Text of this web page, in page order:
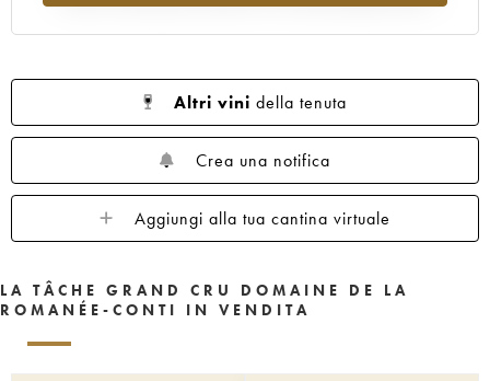
1957
1956 1955 1953
1952
1951
1950 1949 1948
1947
1945 1943 1942
1937
Altri vini della tenuta
Crea una notifica
Aggiungi alla tua cantina virtuale
LA TÂCHE GRAND CRU DOMAINE DE LA
ROMANÉE-CONTI IN VENDITA